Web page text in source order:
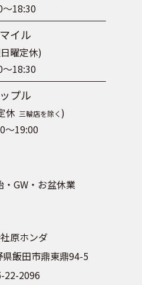
～18:30
イル
曜定休)
～18:30
プル
休 三輪店を除く)
～19:00
GW・お盆休業
原ホンダ
飯田市鼎東鼎94-5
22-2096